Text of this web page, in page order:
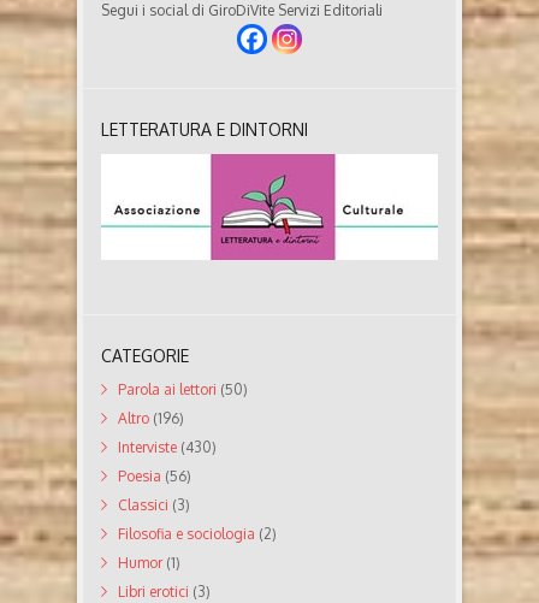
Segui i social di GiroDiVite Servizi Editoriali
LETTERATURA E DINTORNI
CATEGORIE
Parola ai lettori (50)
Altro (196)
Interviste (430)
Poesia (56)
Classici (3)
Filosofia e sociologia (2)
Humor(1)
Libri erotici (3)